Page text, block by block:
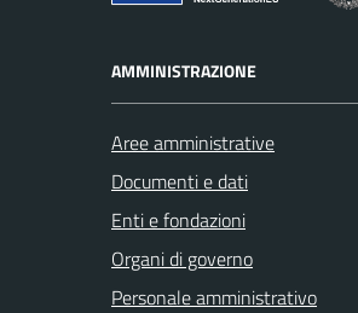
AMMINISTRAZIONE
Aree amministrative
Documenti e dati
Enti e fondazioni
Organi di governo
Personale amministrativo